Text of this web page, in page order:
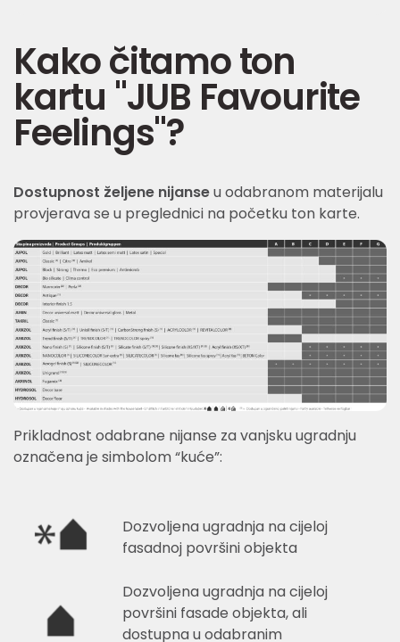
Kako čitamo ton
kartu "JUB Favourite
Feelings"?
Dostupnost željene nijanseu odabranom materijalu
provjerava se u preglednici na početku ton karte.
Prikladnost odabrane nijanse za vanjsku ugradnju
označena je simbolom “kuće”:
Dozvoljena ugradnja na cijeloj
fasadnoj površini objekta
Dozvoljena ugradnja na cijeloj
površini fasade objekta, ali
dostupna u odabranim